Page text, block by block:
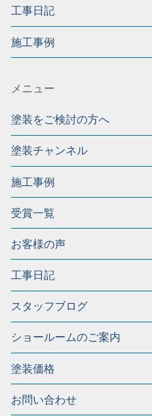
工事日記
施工事例
メニュー
塗装をご検討の方へ
塗装チャンネル
施工事例
受賞一覧
お客様の声
工事日記
スタッフブログ
ショールームのご案内
塗装価格
お問い合わせ